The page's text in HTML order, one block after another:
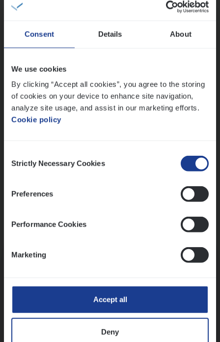
Consent Details About
We use cookies
By clicking “Accept all cookies”, you agree to the storing
of cookies on your device to enhance site navigation,
analyze site usage, and assist in our marketing efforts.
Cookie policy
Selection
Strictly Necessary Cookies
Preferences
Performance Cookies
Marketing
Accept all
Deny
Meer dan collega’s: hoe Julie en Aurélie elkaar
Mathias houdt van diepgaande dossiers én droge
humor
werk
Ons sollicitatieproces
Assessment